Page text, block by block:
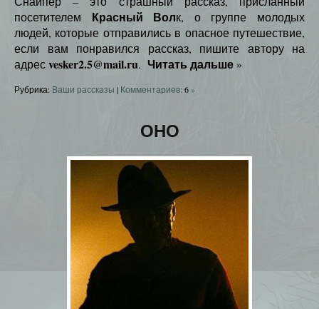
посетителем Красный Волк, о группе молодых
людей, которые отправились в опасное путешествие,
если вам понравился рассказ, пишите автору на
адресvesker2.5@mail.ru. Читать дальше »
Рубрика: Ваши рассказы | Комментариев: 6 »
ОНО